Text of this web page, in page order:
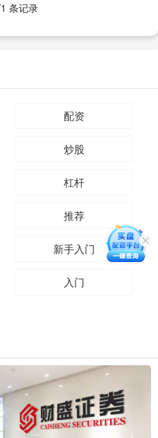
条记录
配资
炒股
杠杆
推荐
新手入门
入门